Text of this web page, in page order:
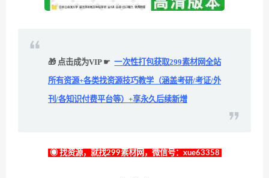
🎁 点击成为VIP ☛ 一次性打包获取299素材网全站
所有资源+各类找资源技巧教学（涵盖考研/考证/外
刊/各知识付费平台等）+享永久后续新增
◉ 找资源，就找299素材网，微信号：xue63358